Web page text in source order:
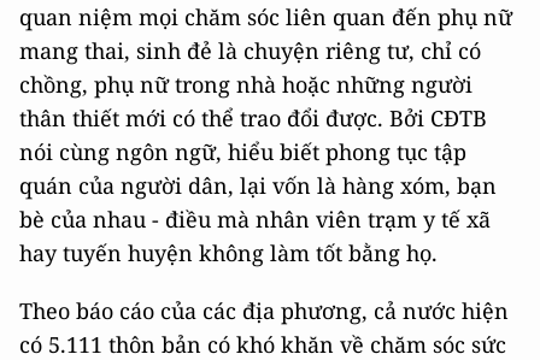
quan niệm mọi chăm sóc liên quan đến phụ nữ
mang thai, sinh đẻ là chuyện riêng tư, chỉ có
chồng, phụ nữ trong nhà hoặc những người
thân thiết mới có thể trao đổi được. Bởi CĐTB
nói cùng ngôn ngữ, hiểu biết phong tục tập
quán của người dân, lại vốn là hàng xóm, bạn
bè của nhau - điều mà nhân viên trạm y tế xã
hay tuyến huyện không làm tốt bằng họ.
Theo báo cáo của các địa phương, cả nước hiện
có 5.111 thôn bản có khó khăn về chăm sóc sức